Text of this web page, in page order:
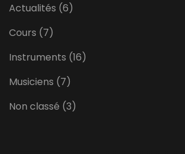
Actualités (6)
Cours (7)
Instruments (16)
Musiciens (7)
Non classé (3)